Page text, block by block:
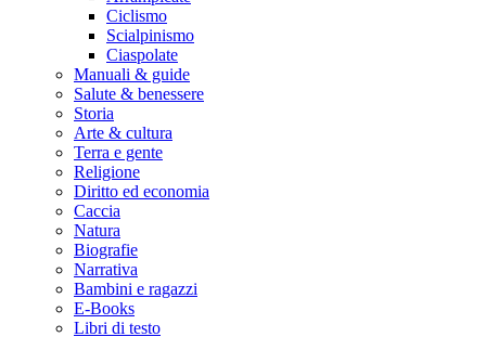
Ciclismo
Scialpinismo
Ciaspolate
Manuali & guide
Salute & benessere
Storia
Arte & cultura
Terra e gente
Religione
Diritto ed economia
Caccia
Natura
Biografie
Narrativa
Bambini e ragazzi
E-Books
Libri di testo